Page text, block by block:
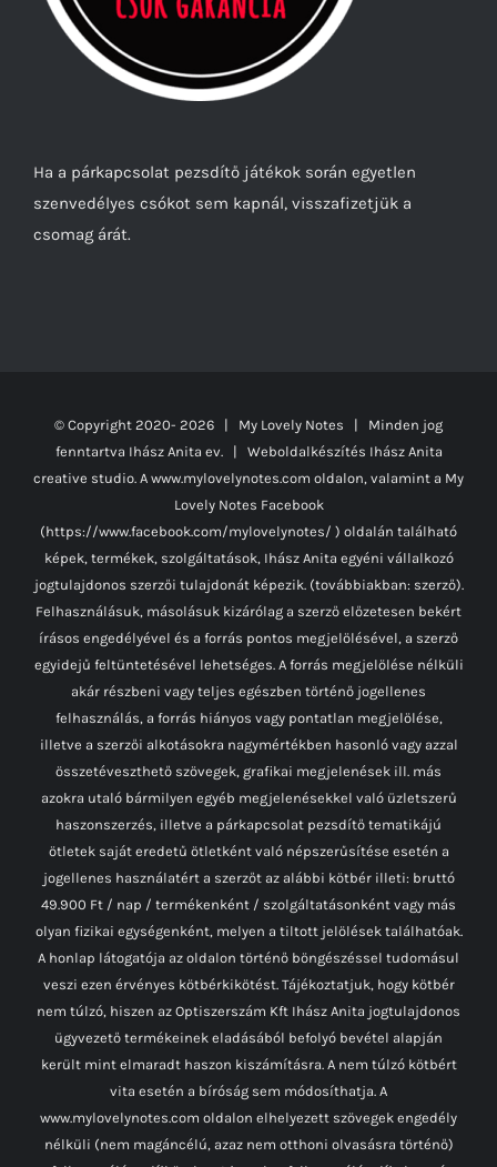
Ha a párkapcsolat pezsdítő játékok során egyetlen
szenvedélyes csókot sem kapnál, visszafizetjük a
csomag árát.
© Copyright 2020- 2026 | My Lovely Notes | Minden jog
fenntartva Ihász Anita ev. | Weboldalkészítés Ihász Anita
creative studio. A www.mylovelynotes.com oldalon, valamint a My
Lovely Notes Facebook
(https://www.facebook.com/mylovelynotes/ ) oldalán található
képek, termékek, szolgáltatások, Ihász Anita egyéni vállalkozó
jogtulajdonos szerzői tulajdonát képezik. (továbbiakban: szerző).
Felhasználásuk, másolásuk kizárólag a szerző előzetesen bekért
írásos engedélyével és a forrás pontos megjelölésével, a szerző
egyidejű feltüntetésével lehetséges. A forrás megjelölése nélküli
akár részbeni vagy teljes egészben történő jogellenes
felhasználás, a forrás hiányos vagy pontatlan megjelölése,
illetve a szerzői alkotásokra nagymértékben hasonló vagy azzal
összetéveszthető szövegek, grafikai megjelenések ill. más
azokra utaló bármilyen egyéb megjelenésekkel való üzletszerű
haszonszerzés, illetve a párkapcsolat pezsdítő tematikájú
ötletek saját eredetű ötletként való népszerűsítése esetén a
jogellenes használatért a szerzőt az alábbi kötbér illeti: bruttó
49.900 Ft / nap / termékenként / szolgáltatásonként vagy más
olyan fizikai egységenként, melyen a tiltott jelölések találhatóak.
A honlap látogatója az oldalon történő böngészéssel tudomásul
veszi ezen érvényes kötbérkikötést. Tájékoztatjuk, hogy kötbér
nem túlzó, hiszen az Optiszerszám Kft Ihász Anita jogtulajdonos
ügyvezető termékeinek eladásából befolyó bevétel alapján
került mint elmaradt haszon kiszámításra. A nem túlzó kötbért
vita esetén a bíróság sem módosíthatja. A
www.mylovelynotes.com oldalon elhelyezett szövegek engedély
nélküli (nem magáncélú, azaz nem otthoni olvasásra történő)